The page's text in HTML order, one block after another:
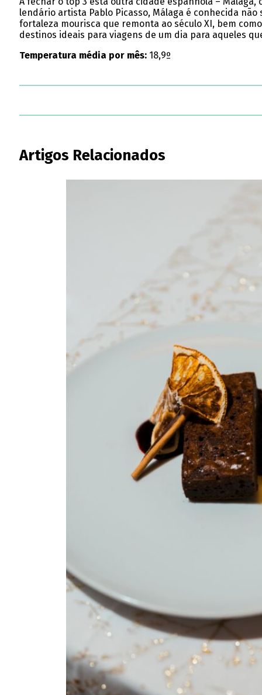
lendário artista Pablo Picasso, Málaga é conhecida
fortaleza mourisca que remonta ao século XI, bem
destinos ideais para viagens de um dia para aqueles
Temperatura média por mês: 18,9º
Artigos Relacionados